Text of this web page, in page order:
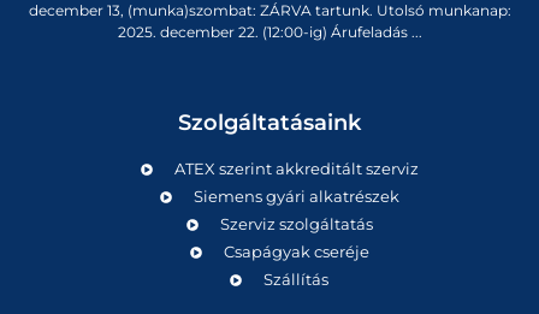
december 13, (munka)szombat: ZÁRVA tartunk. Utolsó munkanap:
2025. december 22. (12:00-ig) Árufeladás ...
Szolgáltatásaink
ATEX szerint akkreditált szerviz
Siemens gyári alkatrészek
Szerviz szolgáltatás
Csapágyak cseréje
Szállítás